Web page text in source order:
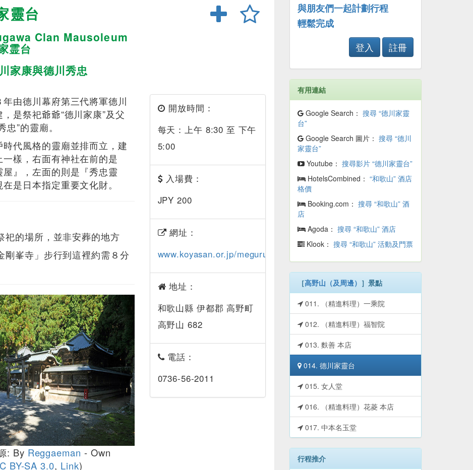
靈台
Clan Mausoleum
霊台
家康與德川秀忠
年由德川幕府第三代將軍德川
是祭祀爺爺“德川家康”及父
忠”的靈廟。
時代風格的靈廟並排而立，建
一樣，右面有神社在前的是
屋』，左面的則是『秀忠靈
是日本指定重要文化財。
祀的場所，並非安葬的地方
剛峯寺」步行到這裡約需８分
: By Reggaeman - Own
BY-SA 3.0, Link)
開放時間：
每天：上午 8:30 至 下午
5:00
入場費：
JPY 200
網址：
www.koyasan.or.jp/meguru/sights.html#tokugawa
地址：
和歌山縣 伊都郡 高野町
高野山 682
電話：
0736-56-2011
與朋友們一起計劃行程
輕鬆完成
登入
註冊
有用連結
Google Search： 搜尋 “德川家靈
台”
Google Search 圖片： 搜尋 “德川
家靈台”
Youtube： 搜尋影片 “德川家靈台”
HotelsCombined： “和歌山” 酒店
格價
Booking.com： 搜尋 “和歌山” 酒
店
Agoda： 搜尋 “和歌山” 酒店
Klook： 搜尋 “和歌山” 活動及門票
［高野山（及周邊） ］景點
011. （精進料理）一乘院
012. （精進料理）福智院
013. 麩善 本店
014. 德川家靈台
015. 女人堂
016. （精進料理）花菱 本店
017. 中本名玉堂
行程推介